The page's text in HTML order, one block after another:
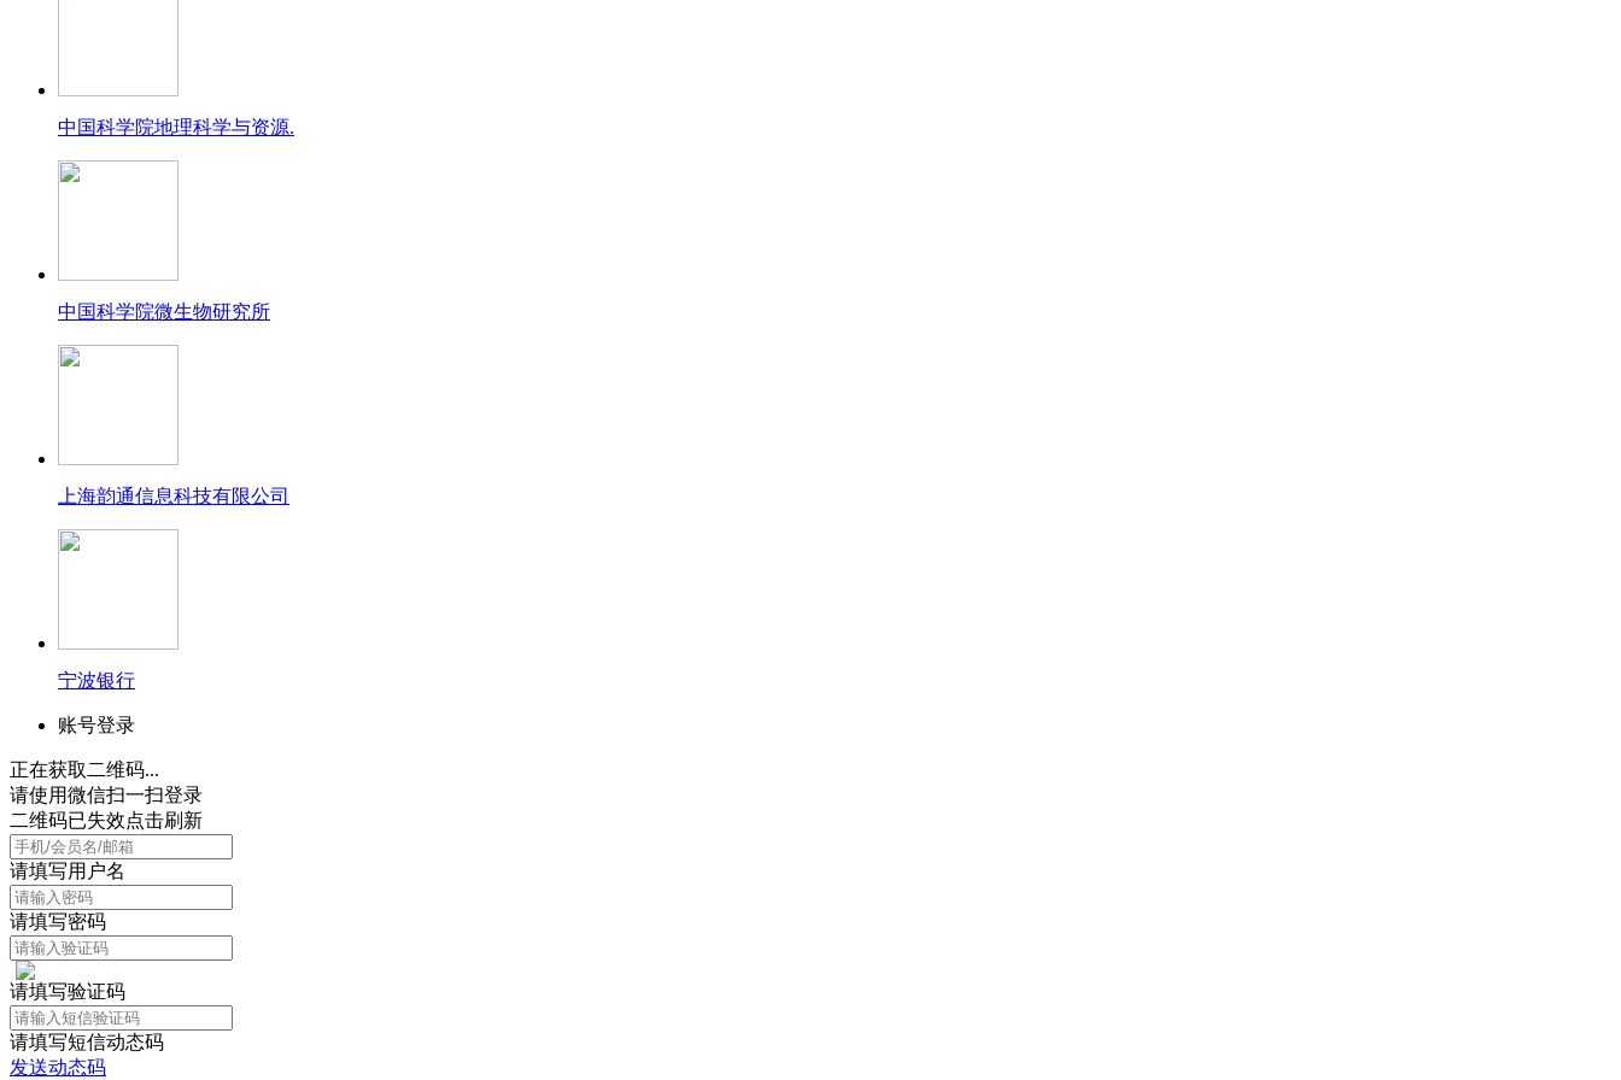
中国科学院地理科学与资源.
中国科学院微生物研究所
上海韵通信息科技有限公司
宁波银行
账号登录
正在获取二维码...
请使用微信扫一扫登录
二维码已失效点击刷新
请填写用户名
请填写密码
请填写验证码
请填写短信动态码
发送动态码